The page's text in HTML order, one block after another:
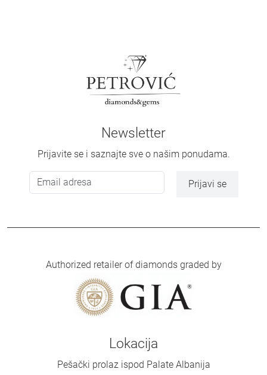
Newsletter
Prijavite se i saznajte sve o našim ponudama.
Prijavi se
Authorized retailer of diamonds graded by
Lokacija
Pešački prolaz ispod Palate Albanija